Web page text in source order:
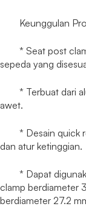
Keunggulan
* Seat post
sepeda yang
* Terbuat dari
awet.
* Desain quick
dan atur ketinggian.
* Dapat
clamp berdiameter
berdiameter 27.2